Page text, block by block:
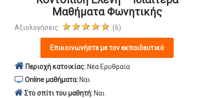
Μαθήματα Φωνητικής
Αξιολογήσεις: ★★★★★ (6)
Επικοινωνήστε με τον εκπαιδευτικό
Περιοχή κατοικίας: Νέα Ερυθραία
Online μαθήματα: Ναι
Στο σπίτι του μαθητή: Ναι